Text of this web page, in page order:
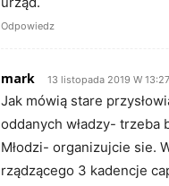
Odpowiedz
mark 13 listopada 2019 W 13:27
Jak mówią stare
oddanych władzy- trzeba
Młodzi- organizujcie sie.
rządzącego 3 kadencje